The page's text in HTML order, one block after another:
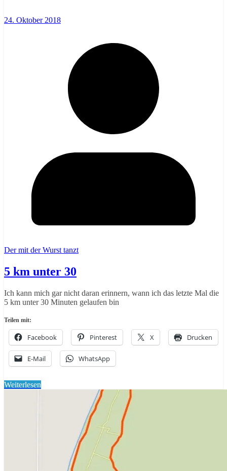
24. Oktober 2018
Der mit der Wurst tanzt
5 km unter 30
Ich kann mich gar nicht daran erinnern, wann ich das letzte Mal die
5 km unter 30 Minuten gelaufen bin
Teilen mit:
Facebook Pinterest X Drucken
E-Mail WhatsApp
Weiterlesen